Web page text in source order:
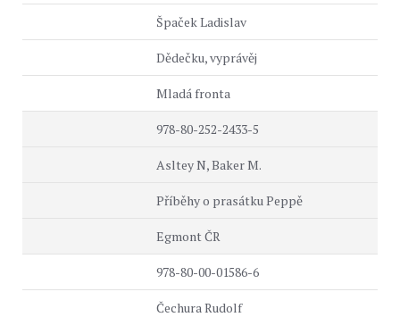
Špaček Ladislav
Dědečku, vyprávěj
Mladá fronta
978-80-252-2433-5
Asltey N, Baker M.
Příběhy o prasátku Peppě
Egmont ČR
978-80-00-01586-6
Čechura Rudolf